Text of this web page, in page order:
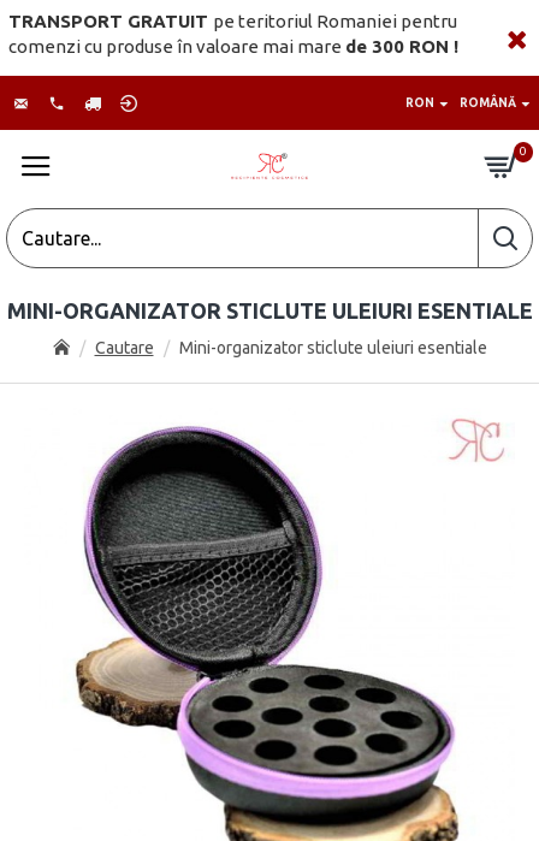
TRANSPORT GRATUIT pe teritoriul Romaniei pentru
comenzi cu produse în valoare mai mare de 300 RON !
RON ROMÂNĂ
0
Cautare Mini-organizator sticlute uleiuri esentiale
MINI-ORGANIZATOR STICLUTE ULEIURI ESENTIALE